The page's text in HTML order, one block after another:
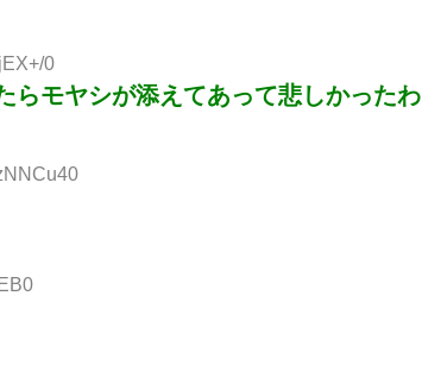
0
らモヤシが添えてあって悲しかったわ